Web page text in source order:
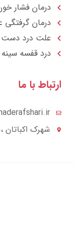
درمان فشار
درمان گرفتگی
علت درد
درد قفسه
ارتباط با ما
شهرک اکباتان